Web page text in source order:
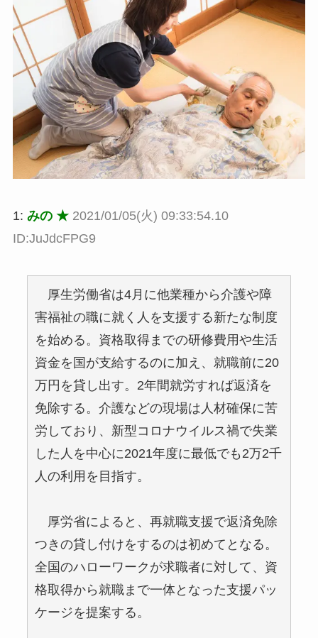
1: みの ★ 2021/01/05(火) 09:33:54.10
ID:JuJdcFPG9
厚生労働省は4月に他業種から介護や障
害福祉の職に就く人を支援する新たな制度
を始める。資格取得までの研修費用や生活
資金を国が支給するのに加え、就職前に20
万円を貸し出す。2年間就労すれば返済を
免除する。介護などの現場は人材確保に苦
労しており、新型コロナウイルス禍で失業
した人を中心に2021年度に最低でも2万2千
人の利用を目指す。
厚労省によると、再就職支援で返済免除
つきの貸し付けをするのは初めてとなる。
全国のハローワークが求職者に対して、資
格取得から就職まで一体となった支援パッ
ケージを提案する。